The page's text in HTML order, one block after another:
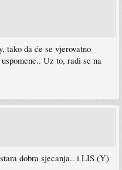
tako da će se vjerovatno
Uz to, radi se na
dobra sjecanja.. i LIS (Y)